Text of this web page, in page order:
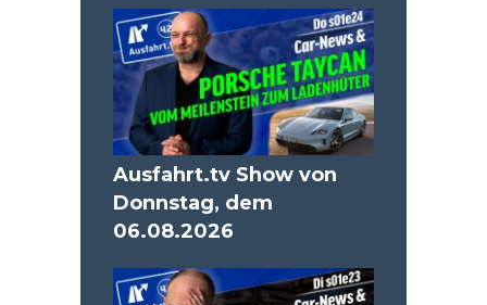
Ausfahrt.tv Show von
Donnstag, dem
06.08.2026